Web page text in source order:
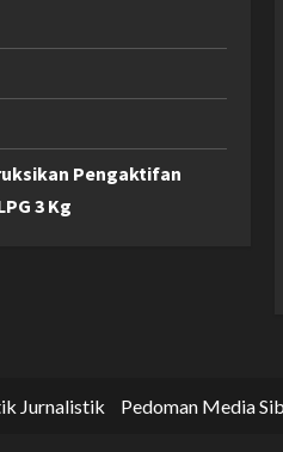
Pengaktifan
3 Kg
Jurnalistik Pedoman Media